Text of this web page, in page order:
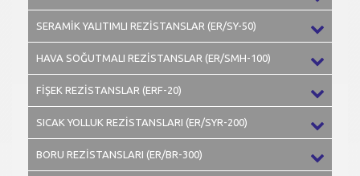
SERAMİK YALITIMLI REZİSTANSLAR (ER/SY-50)
HAVA SOĞUTMALI REZİSTANSLAR (ER/SMH-100)
FİŞEK REZİSTANSLAR (ERF-20)
SICAK YOLLUK REZİSTANSLARI (ER/SYR-200)
BORU REZİSTANSLARI (ER/BR-300)